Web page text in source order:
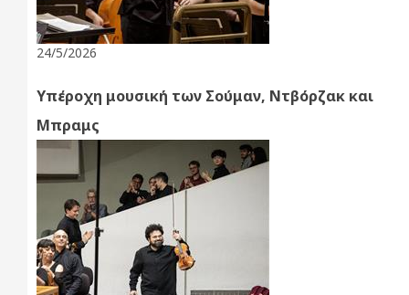
24/5/2026
Υπέροχη μουσική των Σούμαν, Ντβόρζακ και
Μπραμς